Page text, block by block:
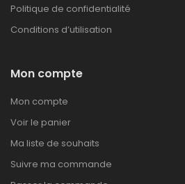
Politique de confidentialité
Conditions d’utilisation
Mon compte
Mon compte
Voir le panier
Ma liste de souhaits
Suivre ma commande